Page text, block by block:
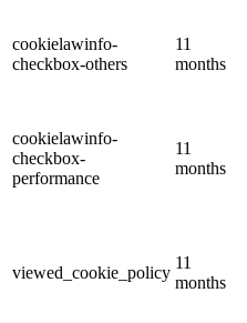
cookielawinfo-
checkbox-others
11
months
cookielawinfo-
checkbox-
performance
11
months
viewed_cookie_policy
11
months